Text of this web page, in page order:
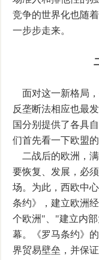
竞争的世界化也随
一步步走来。
面对这一新格局
反垄断法相应也最
国分别提供了各具
们首先看一下欧盟的
二战后的欧洲，满
要恢复、发展，必
场。为此，西欧中
条约》，建立欧洲
个欧洲"、"建立内
幕。《罗马条约》
界贸易壁垒，并保